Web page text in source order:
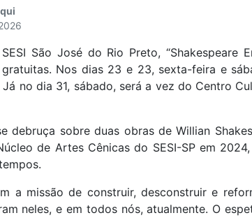
São José do Rio Preto, “Shakespeare
Nos dias 23 e 23, sexta-feira e
no dia 31, sábado, será a vez do Centro
sobre duas obras de Willian
de Artes Cênicas do SESI-SP em
a missão de construir, desconstruir e
neles, e em todos nós, atualmente. O